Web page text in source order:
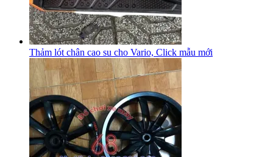
Thảm lót chân cao su cho Vario, Click mẫu mới